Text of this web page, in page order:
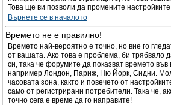
Това ще ви позволи да промените
Върнете се в началото
Времето не е правилно!
Времето най-вероятно е точно, но вие го
от вашата. Ако това е проблема, би трябвало
си, така че форумите да показват времето
например Лондон, Париж, Ню Йорк, Сидни.
часовата зона, както и повечето от
само от регистрирани потребители. Така че,
точно сега е време да го направите!